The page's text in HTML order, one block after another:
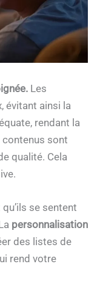
Les
évitant ainsi la
rendant la
sont
qualité. Cela
se sentent
personnalisation
des listes de
rend votre